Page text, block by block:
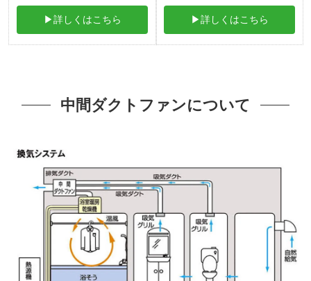
▶詳しくはこちら ▶詳しくはこちら
中間ダクトファンについて